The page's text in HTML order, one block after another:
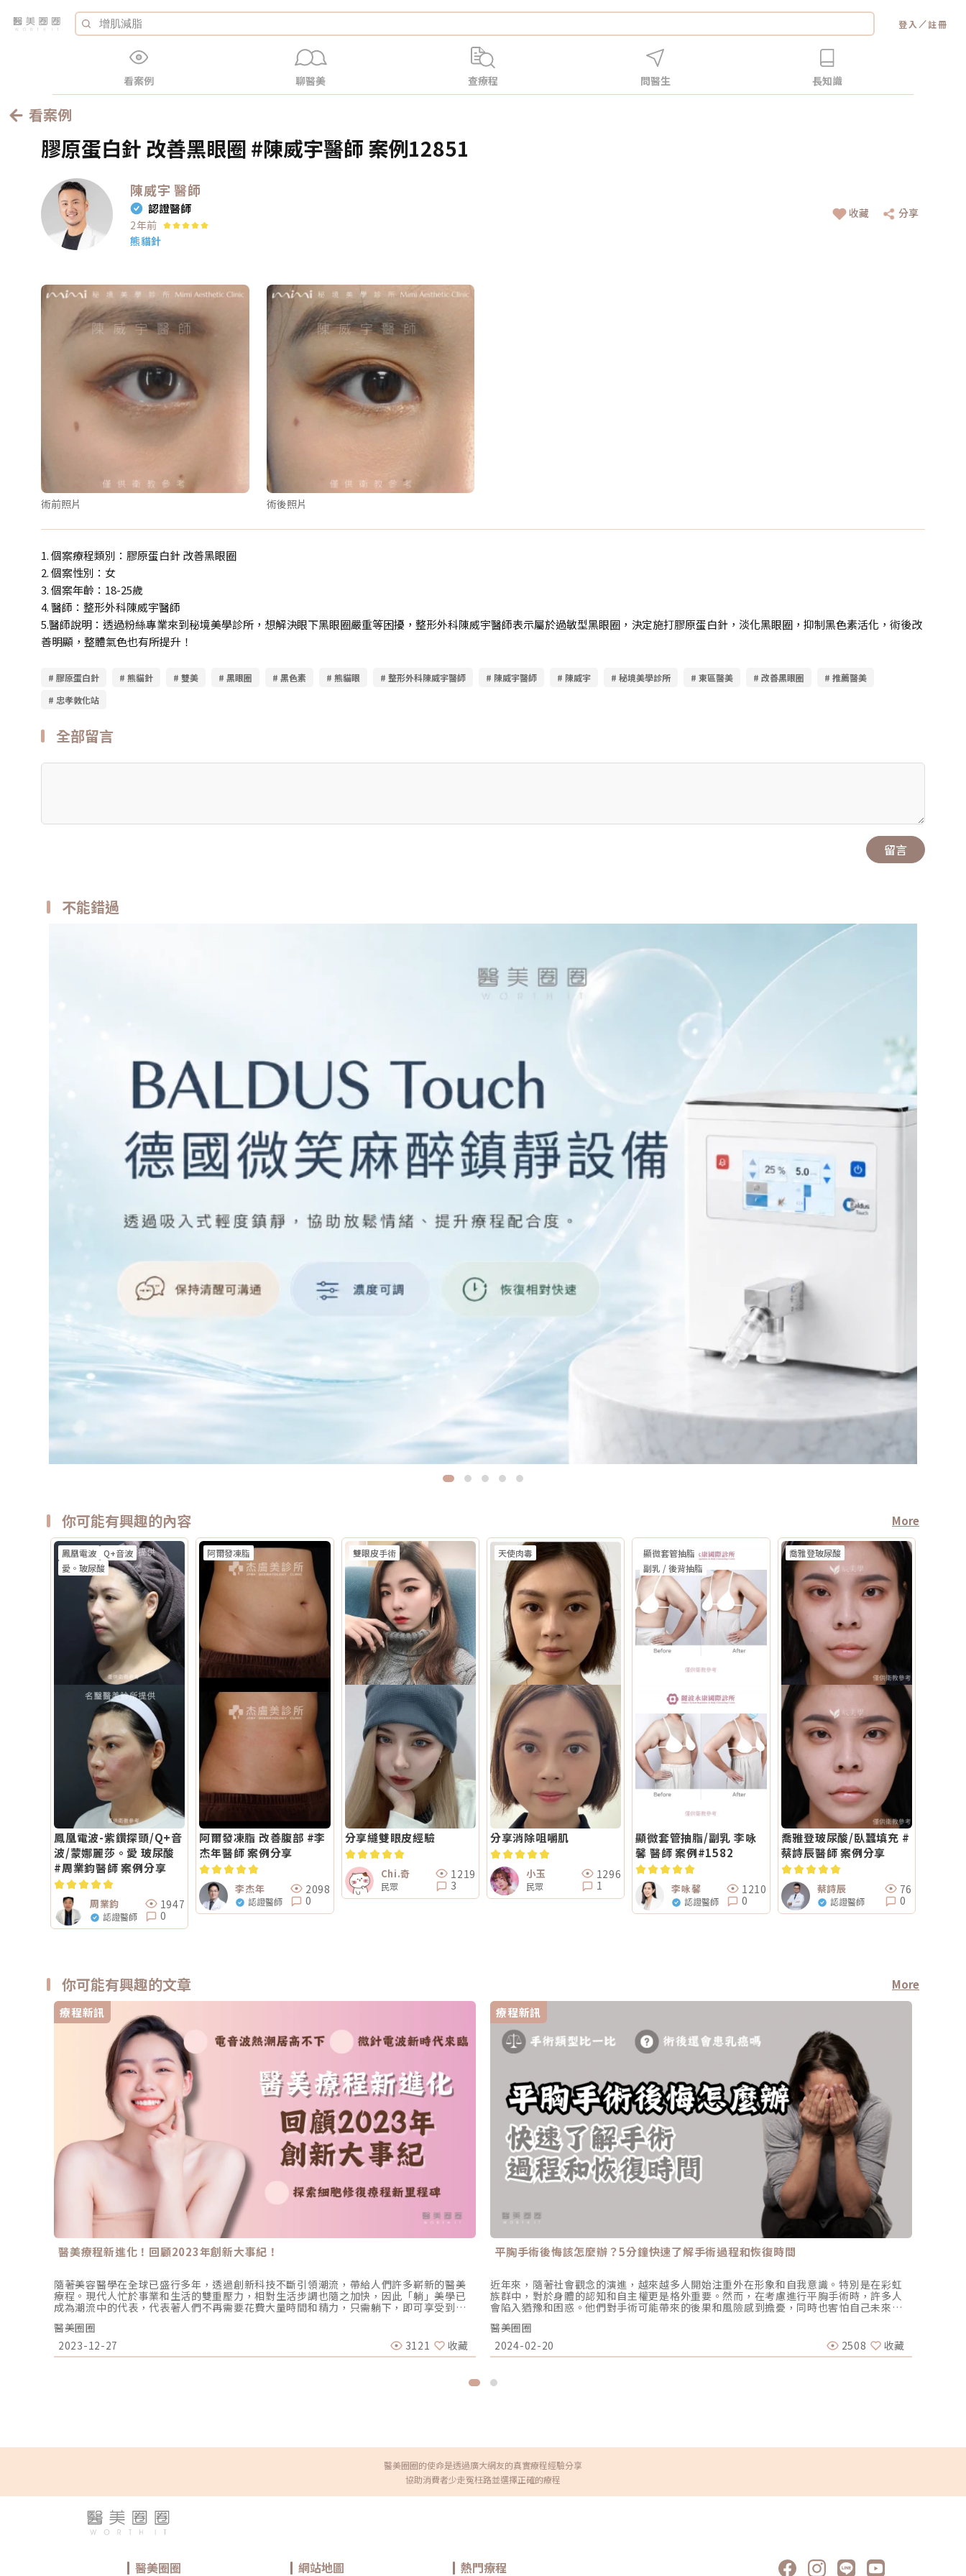
登入 ／註冊
看案例 聊醫美 查療程 問醫生 長知識
看案例
膠原蛋白針 改善黑眼圈 #陳威宇醫師 案例12851
陳威宇 醫師
認證醫師
2年前
熊貓針
收藏 分享
術前照片 術後照片
1. 個案療程類別：膠原蛋白針 改善黑眼圈
2. 個案性別：女
3. 個案年齡：18-25歲
4. 醫師：整形外科陳威宇醫師
5.醫師說明：透過粉絲專業來到秘境美學診所，想解決眼下黑眼圈嚴重等困擾，整形外科陳威宇醫師表示屬於過敏型黑眼圈，決定施打膠原蛋白針，淡化黑眼圈，抑制黑色素活化，術後改
善明顯，整體氣色也有所提升！
# 膠原蛋白針 # 熊貓針 # 雙美 # 黑眼圈 # 黑色素 # 熊貓眼 # 整形外科陳威宇醫師 # 陳威宇醫師 # 陳威宇 # 秘境美學診所 # 東區醫美 # 改善黑眼圈
# 推薦醫美
# 忠孝敦化站
全部留言
留言
不能錯過
你可能有興趣的內容 More
鳳凰電波 Q+音波
愛。玻尿酸
鳳凰電波-紫鑽探頭/Q+音
波/蒙娜麗莎。愛 玻尿酸
#周業鈞醫師 案例分享
周業鈞
認證醫師
1947
0
阿爾發凍脂
阿爾發凍脂 改善腹部 #李
杰年醫師 案例分享
李杰年
認證醫師
2098
0
雙眼皮手術
分享縫雙眼皮經驗
Chi.奇
民眾
1219
3
天使肉毒
分享消除咀嚼肌
小玉
民眾
1296
1
顯微套管抽脂
副乳 / 後背抽脂
顯微套管抽脂/副乳 李咏
馨 醫師 案例#1582
李咏馨
認證醫師
1210
0
喬雅登玻尿酸
喬雅登玻尿酸/臥蠶填充 #
蔡詩辰醫師 案例分享
蔡詩辰
認證醫師
76
0
你可能有興趣的文章
More
療程新訊
醫美療程新進化！回顧2023年創新大事紀！
隨著美容醫學在全球已盛行多年，透過創新科技不斷引領潮流，帶給人們許多嶄新的醫美
療程。現代人忙於事業和生活的雙重壓力，相對生活步調也隨之加快，因此「躺」美學已
成為潮流中的代表，代表著人們不再需要花費大量時間和精力，只需躺下，即可享受到快
選擇，絕不能盲目追求潮流，務必遵照專業醫師建議，以確保在過程中能夠兼顧安全和效
果。現在，就讓我們一起來回顧2023年醫美領域有哪些重要的大事紀吧！ （圖／網路）大
事記1：電音波熱潮居高不下，名人加持不退潮！由知名女演員陳美鳳與林心如代言的鳳凰
路）Oligio玩美電波由「國際巨星」小S代言，市場上有小鳳凰之稱的玩美電波，它的熱門
GiGi也青睞並代言這項產品，毫不費力地保持她青春的風采。如今，更譽為名媛貴婦們最
所推出的全新音波拉提機種，於2023年8月底正式在台上市。專利微脈衝技術能在一發中
創造417個連續熱凝結點，提升更大、更全面的受熱面積。搭配新一代10種不同探頭，共
界專利，能同時釋放RF電波＋HIFU聚焦式超音波2種能量，深度達到6種層次。衛福部所核
准的適應證包含了眉毛拉提、雙頰下腹大腿皮膚緊實及改善鬆弛的頦下，等多種用途，由
淺到深全方位緊實拉提效果。更採用U-turn來回能量輸出模式，有效縮短時間，同時提高
許多女性夢寐以求的夢想。不論是天生胸部較小、大小不一，或者是經歷了產後乳房下
垂，想改善胸部外觀的需求持續存在，因此隆乳手術成為受歡迎且有效的解決方式。隆乳
醫美圈圈
2023-12-27
3121 收藏
療程新訊
平胸手術後悔該怎麼辦？5分鐘快速了解手術過程和恢復時間
近年來，隨著社會觀念的演進，越來越多人開始注重外在形象和自我意識。特別是在彩虹
族群中，對於身體的認知和自主權更是格外重要。然而，在考慮進行平胸手術時，許多人
會陷入猶豫和困惑。他們對手術可能帶來的後果和風險感到擔憂，同時也害怕自己未來會
後悔這項決定。猶豫不決往往讓人陷入思索中，甚至最終放棄了手術。小編將深入探討平
胸手術過程與時間、術後恢復時間、如果做了平胸手術後悔該怎麼辦？以幫助更多人做出
明智的選擇。平胸手術類型比一比目前平胸手術的類型有以下3種，建議接受手術前應與經
驗豐富的專業醫師詳盡的討論與評估，來選擇合適的手術方式。 療程名稱 乳暈微創平胸手
乳腺切除。 利用乳暈外環狀切口，取出乳房及乳腺，可做拉皮與縮小乳暈。 完整乳房、乳
腺和多餘皮膚皆切除、及乳頭乳暈整形移植。 適用族群 A至B罩杯以下 胸部偏大，C、D罩
織已經被切除，所以一旦決定做手術，未來如果後悔是無法恢復的，手術後將失去了哺乳
術過程與時間進行平胸手術通常需要3到5個小時的時間，實際所需時間可能因個人情況和
手術類型而異，手術過程大致如下： 選擇合適的手術方式，從乳暈處切割，切除大部分的
如果引流量低於每天25CC，且引流液的顏色變淡，通常可以考慮移除。如果放置引流管時
間過於短暫，會因為過早拔除而導致組織液過多，身體無法有效吸收，產生發炎問題。平
醫美圈圈
2024-02-20
2508 收藏
技術，
醫美圈圈的使命是透過廣大網友的真實療程經驗分享
協助消費者少走冤枉路並選擇正確的療程
醫美圈圈 網站地圖 熱門療程